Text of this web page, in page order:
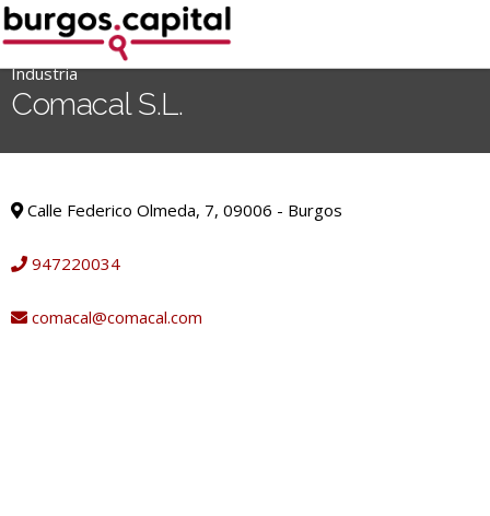
Ir
al
contenido
for:')
Industria
Comacal S.L.
Calle Federico Olmeda, 7, 09006 - Burgos
947220034
comacal@comacal.com